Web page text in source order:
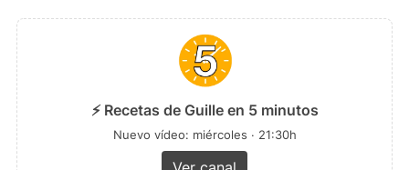
⚡ Recetas de Guille en 5 minutos
Nuevo vídeo: miércoles · 21:30h